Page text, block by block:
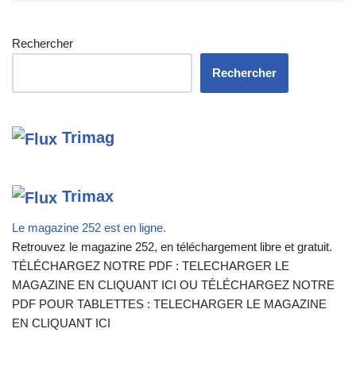
Rechercher
Rechercher
Trimag
Trimax
Le magazine 252 est en ligne.
Retrouvez le magazine 252, en téléchargement libre et gratuit.
TÉLÉCHARGEZ NOTRE PDF : TELECHARGER LE
MAGAZINE EN CLIQUANT ICI OU TÉLÉCHARGEZ NOTRE
PDF POUR TABLETTES : TELECHARGER LE MAGAZINE
EN CLIQUANT ICI